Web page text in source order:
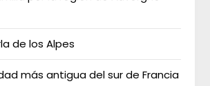
de los Alpes
más antigua del sur de Francia